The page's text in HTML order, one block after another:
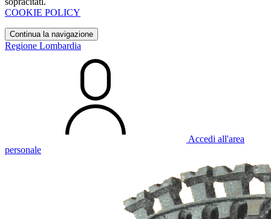
COOKIE POLICY
Continua la navigazione
Regione Lombardia
Accedi all'area
personale